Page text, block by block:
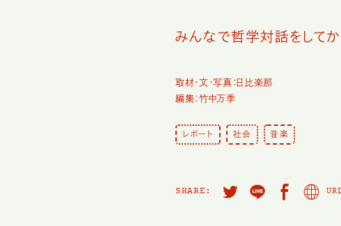
みんなで哲学対話をしてか
取材・文・写真：日比楽那
編集：竹中万季
レポート 社会 音楽
SHARE: